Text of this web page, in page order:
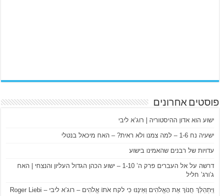
פוסטים אחרונים
ישוע הוא אדון ההיסטוריה | רוג’א ליבי
ישעיה נח 1-6 – למה צמנו ולא ראית? – האח מיכאל בנטלי
עדויות של רבנים שהאמינו בישוע
דרשה על אל העברים פרק ה’ 1-10 – ישוע הכהן הגדול העליון והנצחי | האח
ג’ורג’ חליל
וַיִּתְהַלֵּךְ חֲנוֹךְ אֶת הָאֱלֹהִים וְאֵינֶנּוּ כִּי לקח אֹתוֹ אֱלֹהִים – רוג’א ליבי – Roger Liebi